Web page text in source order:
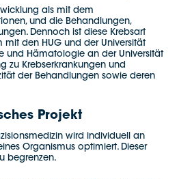
als mit dem
und die Behandlungen,
Dennoch ist diese Krebsart
mit den HUG und der Universität
und Hämatologie an der Universität
zu Krebserkrankungen und
der Behandlungen sowie deren
Projekt
wird individuell an
Organismus optimiert. Dieser
begrenzen.